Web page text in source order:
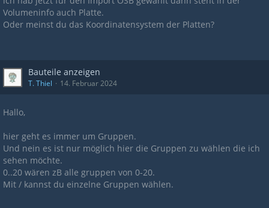
Volumeninfo auch Platte.
Oder meinst du das Koordinatensystem der Platten?
Bauteile anzeigen
T. Thiel 14. Februar 2024
Hallo,
hier geht es immer um Gruppen.
Und nein es ist nur möglich hier die Gruppen zu wählen die ich
sehen möchte.
0..20 wären zB alle gruppen von 0-20.
Mit / kannst du einzelne Gruppen wählen.